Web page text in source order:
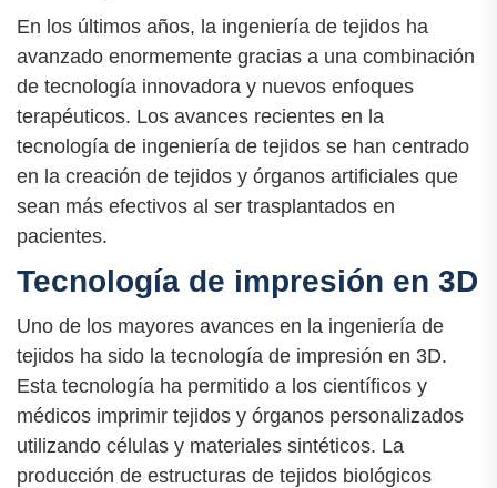
En los últimos años, la ingeniería de tejidos ha
avanzado enormemente gracias a una combinación
de tecnología innovadora y nuevos enfoques
terapéuticos. Los avances recientes en la
tecnología de ingeniería de tejidos se han centrado
en la creación de tejidos y órganos artificiales que
sean más efectivos al ser trasplantados en
pacientes.
Tecnología de impresión en 3D
Uno de los mayores avances en la ingeniería de
tejidos ha sido la tecnología de impresión en 3D.
Esta tecnología ha permitido a los científicos y
médicos imprimir tejidos y órganos personalizados
utilizando células y materiales sintéticos. La
producción de estructuras de tejidos biológicos